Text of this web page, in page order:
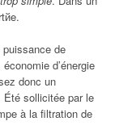
de
d’énergie
donc un
Été sollicitée par le
à la filtration de